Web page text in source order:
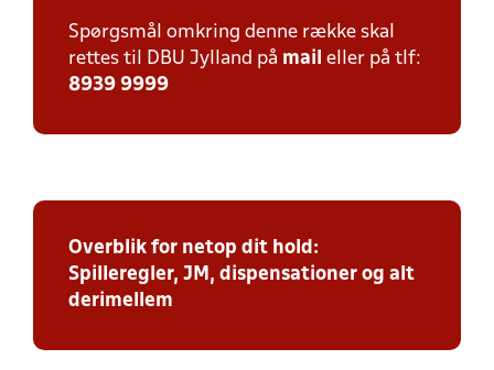
Spørgsmål omkring denne række skal
rettes til DBU Jylland på mail eller på tlf:
8939 9999
Overblik for netop dit hold:
Spilleregler, JM, dispensationer og alt
derimellem